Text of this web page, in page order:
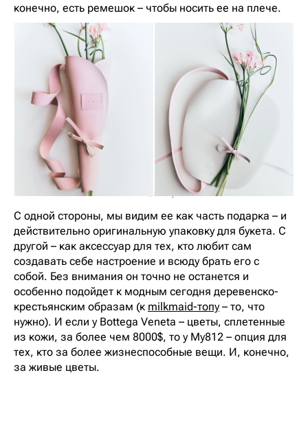
конечно, есть ремешок – чтобы носить ее на плече.
MY812, 5 500 р.
С одной стороны, мы видим ее как часть подарка – и
действительно оригинальную упаковку для букета. С
другой – как аксессуар для тех, кто любит сам
создавать себе настроение и всюду брать его с
собой. Без внимания он точно не останется и
особенно подойдет к модным сегодня деревенско-
крестьянским образам (к milkmaid-топу– то, что
нужно). И если у Bottega Veneta – цветы, сплетенные
из кожи, за более чем 8000$, то у My812 – опция для
тех, кто за более жизнеспособные вещи. И, конечно,
за живые цветы.